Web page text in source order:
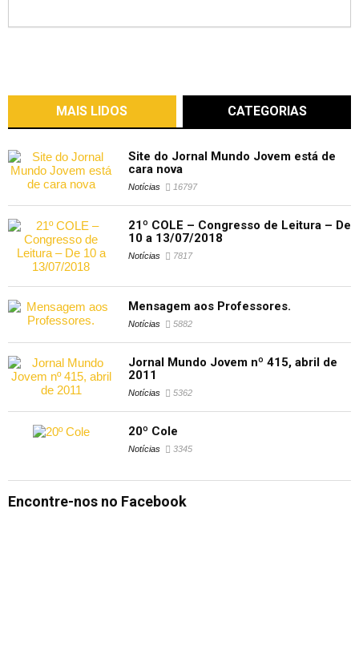
MAIS LIDOS CATEGORIAS
Site do Jornal Mundo Jovem está de
cara nova
Notícias 16797
21º COLE – Congresso de Leitura – De
10 a 13/07/2018
Notícias 7817
Mensagem aos Professores.
Notícias 5882
Jornal Mundo Jovem nº 415, abril de
2011
Notícias 5362
20º Cole
Notícias 3345
Encontre-nos no Facebook